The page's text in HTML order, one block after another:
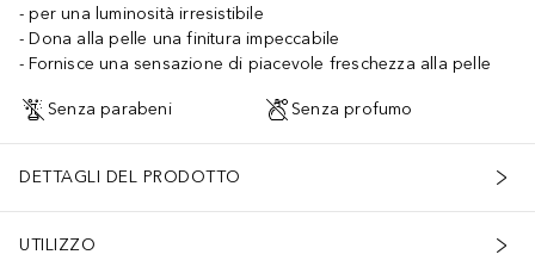
per una luminosità irresistibile
Dona alla pelle una finitura impeccabile
Fornisce una sensazione di piacevole freschezza alla pelle
Senza parabeni Senza profumo
DETTAGLI DEL PRODOTTO
UTILIZZO